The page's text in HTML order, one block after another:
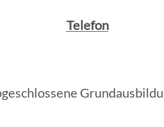
Telefon